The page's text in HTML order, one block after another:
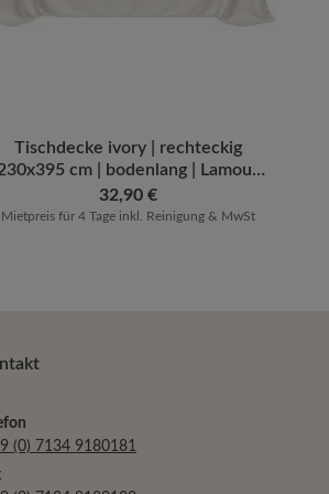
Wert ein oder
Produkt Anzahl: Gib den
Tischdecke ivory | rechteckig
cm | bodenlang | Lamour
Satin matt [mieten]
Regulärer Preis:
32,90 €
Mietpreis für 4 Tage inkl. Reinigung & MwSt
(0) 7134 9180181